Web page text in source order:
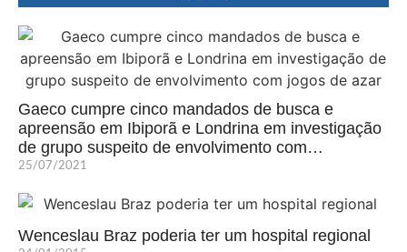
Gaeco cumpre cinco mandados de busca e
apreensão em Ibiporã e Londrina em investigação
de grupo suspeito de envolvimento com…
25/07/2021
Wenceslau Braz poderia ter um hospital regional